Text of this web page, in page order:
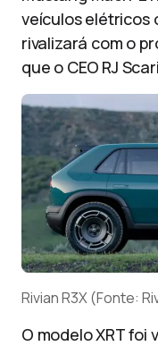
veículos elétricos
rivalizará com o
que o CEO RJ
Rivian R3X (Fonte:
O modelo XRT